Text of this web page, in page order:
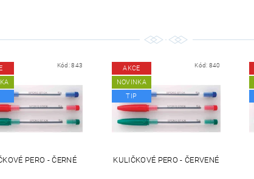
Kód:843
PERO - ČERNÉ
AKCE
NOVINKA
TIP
Kód: 840
KULIČKOVÉ PERO - ČERVENÉ